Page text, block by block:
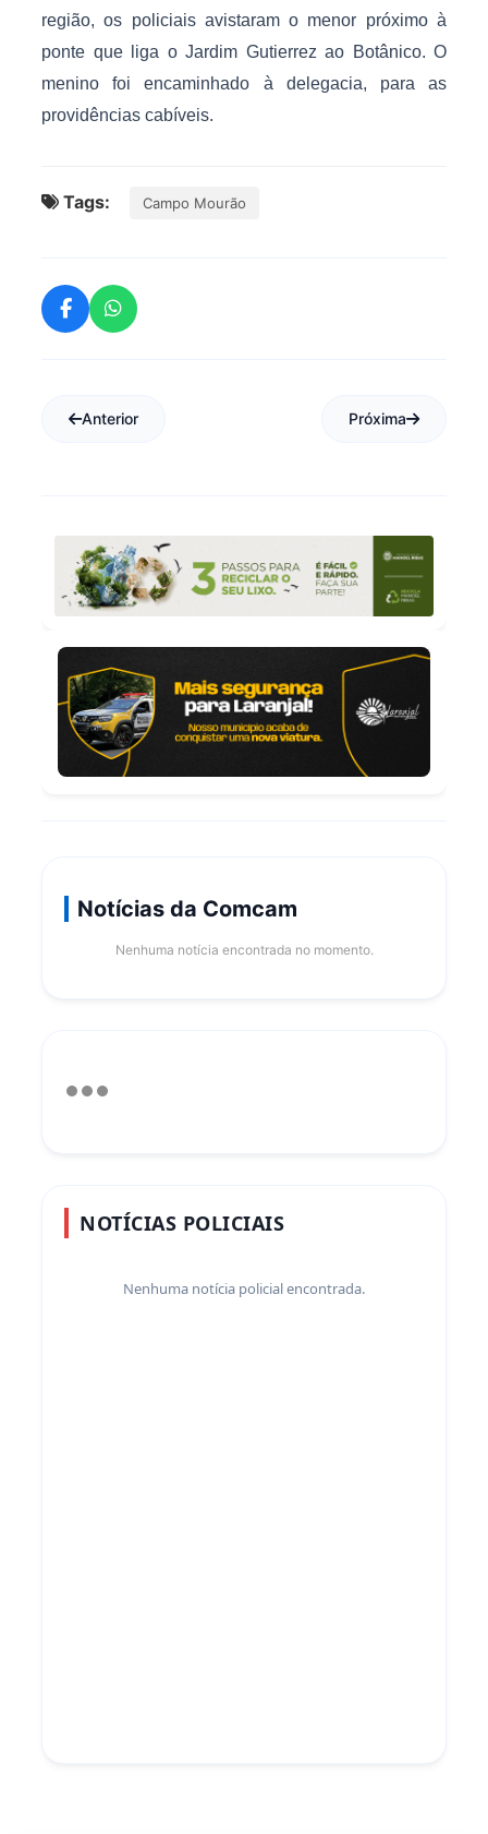
região, os policiais avistaram o menor próximo à
ponte que liga o Jardim Gutierrez ao Botânico. O
menino foi encaminhado à delegacia, para as
providências cabíveis.
Tags: Campo Mourão
Anterior Próxima
Notícias da Comcam
Nenhuma notícia encontrada no momento.
NOTÍCIAS POLICIAIS
Nenhuma notícia policial encontrada.